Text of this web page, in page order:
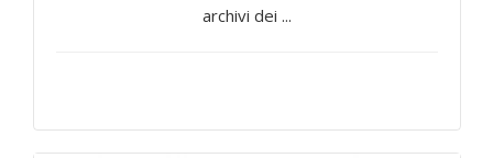
archivi dei ...